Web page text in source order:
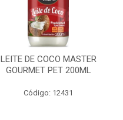
LEITE DE COCO MASTER
GOURMET PET 200ML
Código: 12431